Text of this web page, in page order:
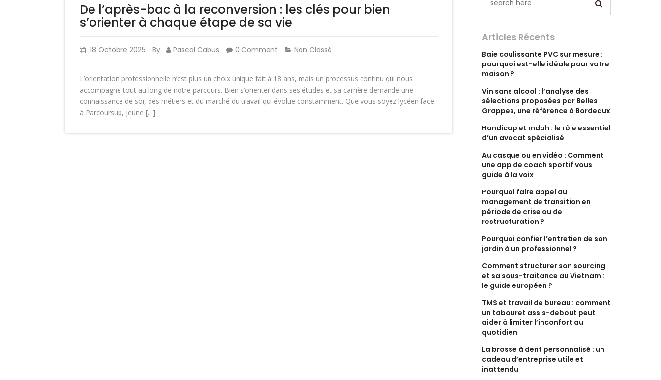
De l’après-bac à la reconversion : les clés pour bien
s’orienter à chaque étape de sa vie
18 Octobre 2025 By: Pascal Cabus 0 Comment Non Classé
L’orientation professionnelle n’est plus un choix unique fait à 18 ans, mais un processus continu qui nous
accompagne tout au long de notre parcours. Bien s’orienter dans ses études et sa carrière demande une
connaissance de soi, des métiers et du marché du travail qui évolue constamment. Que vous soyez lycéen face
à Parcoursup, jeune […]
Articles Récents
Baie coulissante PVC sur mesure :
pourquoi est-elle idéale pour votre
maison ?
Vin sans alcool : l’analyse des
sélections proposées par Belles
Grappes, une référence à Bordeaux
Handicap et mdph : le rôle essentiel
d’un avocat spécialisé
Au casque ou en vidéo : Comment
une app de coach sportif vous
guide à la voix
Pourquoi faire appel au
management de transition en
période de crise ou de
restructuration ?
Pourquoi confier l’entretien de son
jardin à un professionnel ?
Comment structurer son sourcing
et sa sous-traitance au Vietnam :
le guide européen ?
TMS et travail de bureau : comment
un tabouret assis-debout peut
aider à limiter l’inconfort au
quotidien
La brosse à dent personnalisé : un
cadeau d’entreprise utile et
inattendu